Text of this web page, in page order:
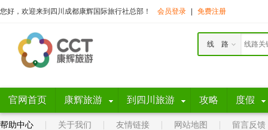
您好，欢迎来到四川成都康辉国际旅行社总部！ 会员登录 免费注册
线 路
官网首页 康辉旅游 到四川旅游 攻略 度假
帮助中心 关于我们 友情链接 网站地图 留言反馈